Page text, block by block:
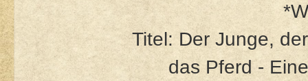
Titel: Der Junge,
das Pferd -